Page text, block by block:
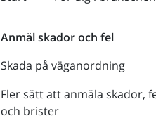
Startsida
Anmäl skador och fel
Skada på väganordning
Fler sätt att anmäla skador,
och brister